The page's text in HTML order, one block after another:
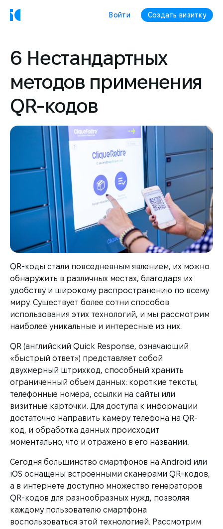
Войти Создать визитку
6 Нестандартных
методов применения
QR-кодов
QR-коды стали повседневным явлением, их можно
обнаружить в различных местах, благодаря их
удобству и широкому распространению по всему
миру. Существует более сотни способов
использования этих технологий, и мы рассмотрим
наиболее уникальные и интересные из них.
QR (английский Quick Response, означающий
«быстрый ответ») представляет собой
двухмерный штрихкод, способный хранить
ограниченный объем данных: короткие тексты,
телефонные номера, ссылки на сайты или
визитные карточки. Для доступа к информации
достаточно направить камеру телефона на QR-
код, и обработка данных происходит
моментально, что и отражено в его названии.
Сегодня большинство смартфонов на Android или
iOS оснащены встроенными сканерами QR-кодов,
а в интернете доступно множество генераторов
QR-кодов для разнообразных нужд, позволяя
каждому пользователю смартфона
воспользоваться этой технологией. Рассмотрим